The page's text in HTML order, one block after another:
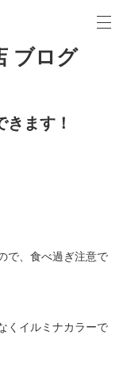
ブログ
ます！
で、食べ過ぎ注意で
くイルミナカラーで